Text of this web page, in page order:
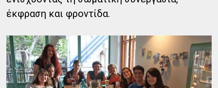
έκφραση και φροντίδα.